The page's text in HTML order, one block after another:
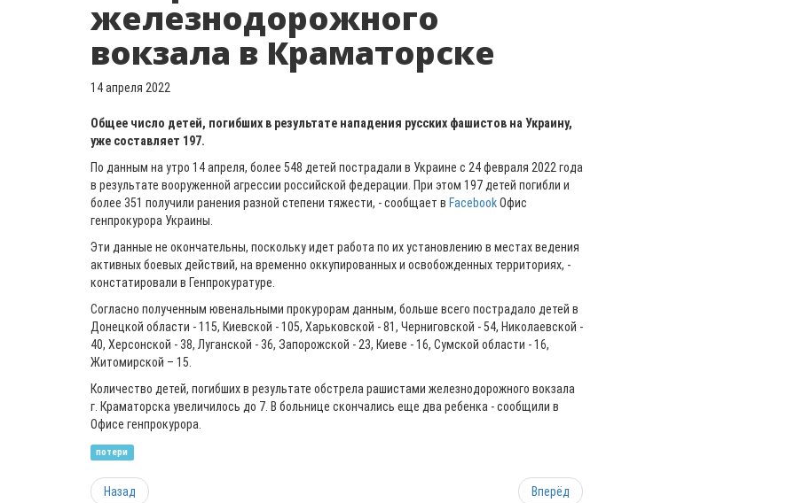
железнодорожного
вокзала в Краматорске
14 апреля 2022
Общее число детей, погибших в результате нападения русских фашистов на Украину,
уже составляет 197.
По данным на утро 14 апреля, более 548 детей пострадали в Украине с 24 февраля 2022 года
в результате вооруженной агрессии российской федерации. При этом 197 детей погибли и
более 351 получили ранения разной степени тяжести, - сообщает в FacebookОфис
генпрокурора Украины.
Эти данные не окончательны, поскольку идет работа по их установлению в местах ведения
активных боевых действий, на временно оккупированных и освобожденных территориях, -
констатировали в Генпрокуратуре.
Согласно полученным ювенальными прокурорам данным, больше всего пострадало детей в
Донецкой области - 115, Киевской - 105, Харьковской - 81, Черниговской - 54, Николаевской -
40, Херсонской - 38, Луганской - 36, Запорожской - 23, Киеве - 16, Сумской области - 16,
Житомирской – 15.
Количество детей, погибших в результате обстрела рашистами железнодорожного вокзала
г. Краматорска увеличилось до 7. В больнице скончались еще два ребенка - сообщили в
Офисе генпрокурора.
потери
Назад Вперёд